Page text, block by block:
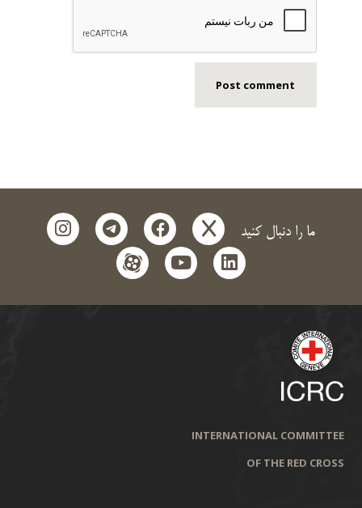
ما را دنبال کنید x
facebook
telegram
instagram
linkedin
youtube
aparat
INTERNATIONAL COMMITTEE
OF THE RED CROSS